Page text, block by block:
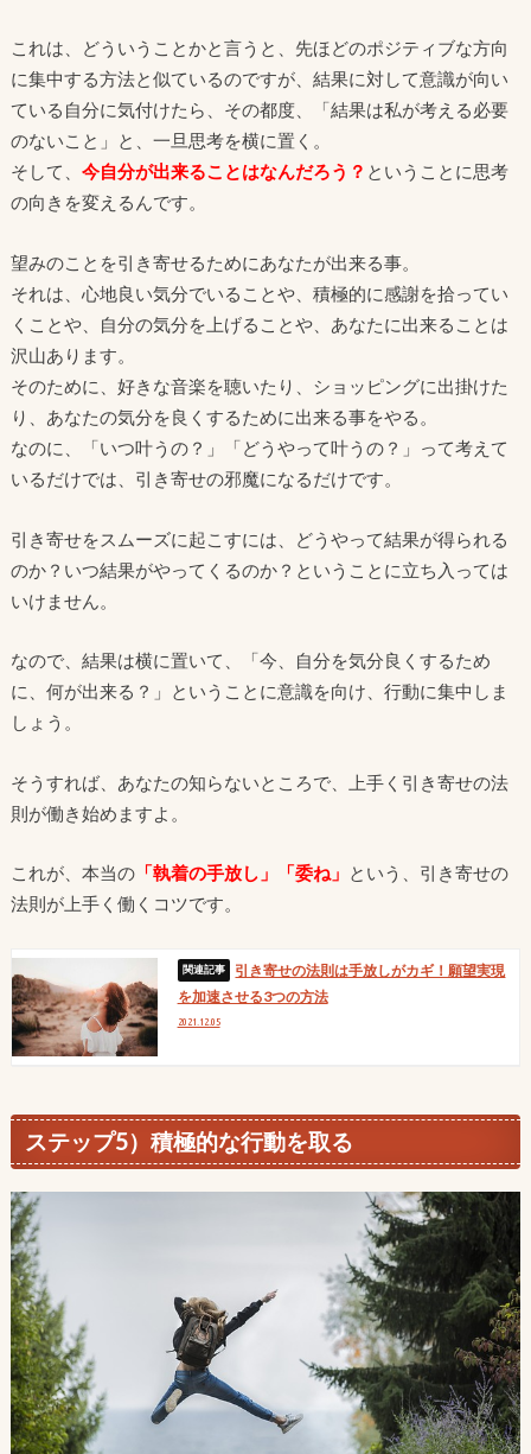
これは、どういうことかと言うと、先ほどのポジティブな方向
に集中する方法と似ているのですが、結果に対して意識が向い
ている自分に気付けたら、その都度、「結果は私が考える必要
のないこと」と、一旦思考を横に置く。
そして、 今自分が出来ることはなんだろう？ ということに思考
の向きを変えるんです。
望みのことを引き寄せるためにあなたが出来る事。
それは、心地良い気分でいることや、積極的に感謝を拾ってい
くことや、自分の気分を上げることや、あなたに出来ることは
沢山あります。
そのために、好きな音楽を聴いたり、ショッピングに出掛けた
り、あなたの気分を良くするために出来る事をやる。
なのに、「いつ叶うの？」「どうやって叶うの？」って考えて
いるだけでは、引き寄せの邪魔になるだけです。
引き寄せをスムーズに起こすには、どうやって結果が得られる
のか？いつ結果がやってくるのか？ということに立ち入っては
いけません。
なので、結果は横に置いて、「今、自分を気分良くするため
に、何が出来る？」ということに意識を向け、行動に集中しま
しょう。
そうすれば、あなたの知らないところで、上手く引き寄せの法
則が働き始めますよ。
これが、本当の「執着の手放し」「委ね」 という、引き寄せの
法則が上手く働くコツです。
引き寄せの法則は手放しがカギ！願望実現
を加速させる3つの方法
2021.12.05
ステップ5）積極的な行動を取る